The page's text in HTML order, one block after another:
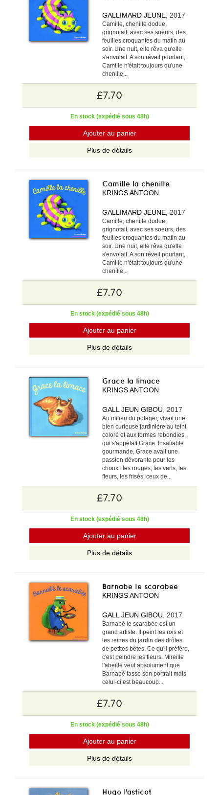
GALLIMARD JEUNE , 2017
Camille, chenille dodue,
grignotait, avec ses soeurs, des
feuilles croquantes du matin au
soir. Une nuit, elle rêva qu'elle
s'envolait. A son réveil pourtant,
Camille n'était toujours qu'une
chenille...
£7.70
En stock (expédié sous 48h)
Ajouter au panier
Plus de détails
Camille la chenille
KRINGS ANTOON
GALLIMARD JEUNE , 2017
Camille, chenille dodue,
grignotait, avec ses soeurs, des
feuilles croquantes du matin au
soir. Une nuit, elle rêva qu'elle
s'envolait. A son réveil pourtant,
Camille n'était toujours qu'une
chenille...
£7.70
En stock (expédié sous 48h)
Ajouter au panier
Plus de détails
Grace la limace
KRINGS ANTOON
GALL JEUN GIBOU , 2017
Au milieu du potager, vivait une
bien curieuse jardinière au teint
coloré et aux formes rebondies,
qui s'appelait Grace. Insatiable
gourmande, Grace avait une
passion dévorante pour les
choux : les rouges, les verts, les
fleurs, les frisés, ceux de...
£7.70
En stock (expédié sous 48h)
Ajouter au panier
Plus de détails
Barnabe le scarabee
KRINGS ANTOON
GALL JEUN GIBOU , 2017
Barnabé le scarabée est un
grand artiste. Il peint les rois et
les reines du jardin des drôles
de petites bêtes. Ce qu'il préfère,
c'est peindre les fleurs. Mireille
l'abeille veut absolument que
Barnabé fasse son portrait mais
celui-ci est beaucoup...
£7.70
En stock (expédié sous 48h)
Ajouter au panier
Plus de détails
Hugo l'asticot